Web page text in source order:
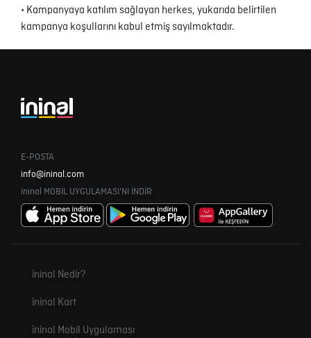
• Kampanyaya katılım sağlayan herkes, yukarıda belirtilen
kampanya koşullarını kabul etmiş sayılmaktadır.
E-POSTA
info@ininal.com
ininal MOBİL UYGULAMASI'NI İNDİR
ininal Nedir?
ininal Kart
ininal Mobil Uygulaması